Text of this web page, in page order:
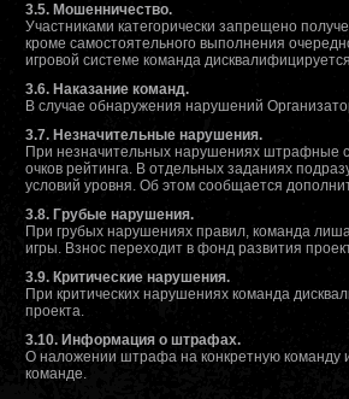
3.5. Мошенничество.
Участниками категорически запрещено
кроме самостоятельного выполнения
игровой системе команда
3.6. Наказание команд.
В случае обнаружения нарушений
3.7. Незначительные нарушения.
При незначительных нарушениях штрафные
очков рейтинга. В отдельных заданиях
условий уровня. Об этом сообщается
3.8. Грубые нарушения.
При грубых нарушениях правил, команда
игры. Взнос переходит в фонд развития
3.9. Критические нарушения.
При критических нарушениях команда
проекта.
3.10. Информация о штрафах.
О наложении штрафа на конкретную команду
команде.